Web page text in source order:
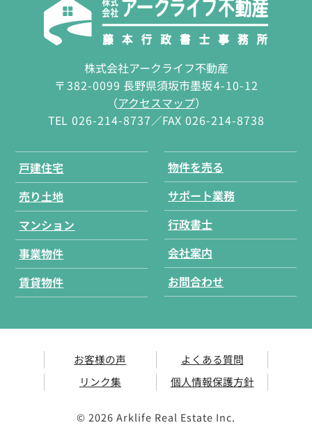
株式会社アークライフ不動産
〒382-0099 長野県須坂市墨坂4-10-12
（アクセスマップ）
TEL 026-214-8737／FAX 026-214-8738
戸建住宅
売り土地
マンション
事業物件
賃貸物件
物件を売る
サポート業務
行政書士
会社案内
お問合わせ
お客様の声
よくある質問
リンク集
個人情報保護方針
© 2026 Arklife Real Estate Inc.